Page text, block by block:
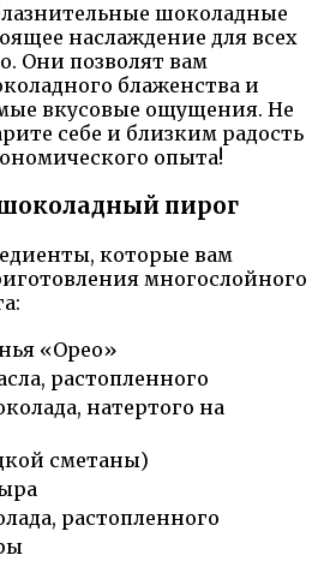
шоколадные
наслаждение для всех
Они позволят вам
блаженства и
вкусовые ощущения. Не
себе и близким радость
опыта!
пирог
которые вам
многослойного
«Орео»
растопленного
натертого на
сметаны)
растопленного